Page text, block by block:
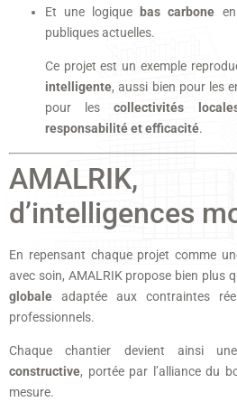
Et une logique bas carbone
publiques actuelles.
Ce projet est un exemple
intelligente, aussi bien pour les
pour lescollectivités
responsabilité et efficacité.
AMALRIK,
d’intelligences
En repensant chaque projet comme
avec soin, AMALRIK propose bien plus
globale adaptée aux contraintes
professionnels.
Chaque chantier devient ainsi
constructive, portée par l’alliance du
mesure.